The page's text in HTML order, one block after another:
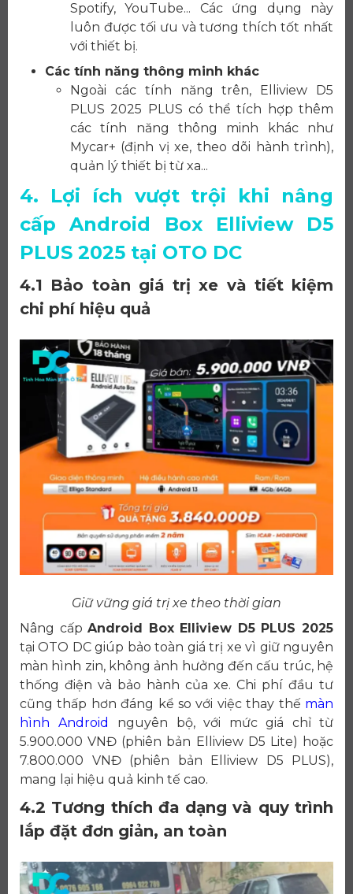
Spotify, YouTube... Các ứng dụng này
luôn được tối ưu và tương thích tốt nhất
với thiết bị.
Các tính năng thông minh khác
Ngoài các tính năng trên, Elliview D5
PLUS 2025 PLUS có thể tích hợp thêm
các tính năng thông minh khác như
Mycar+ (định vị xe, theo dõi hành trình),
quản lý thiết bị từ xa...
4. Lợi ích vượt trội khi nâng
cấp Android Box Elliview D5
PLUS 2025 tại OTO DC
4.1 Bảo toàn giá trị xe và tiết kiệm
chi phí hiệu quả
Giữ vững giá trị xe theo thời gian
Nâng cấpAndroid Box Elliview D5 PLUS 2025
tại OTO DC giúp bảo toàn giá trị xe vì giữ nguyên
màn hình zin, không ảnh hưởng đến cấu trúc, hệ
thống điện và bảo hành của xe. Chi phí đầu tư
cũng thấp hơn đáng kể so với việc thay thế màn
hình Android
nguyên bộ, với mức giá chỉ từ
5.900.000 VNĐ (phiên bản Elliview D5 Lite) hoặc
7.800.000 VNĐ (phiên bản Elliview D5 PLUS),
mang lại hiệu quả kinh tế cao.
4.2 Tương thích đa dạng và quy trình
lắp đặt đơn giản, an toàn